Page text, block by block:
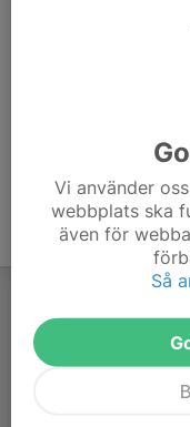
Vi använder
webbplats ska
även för
Så